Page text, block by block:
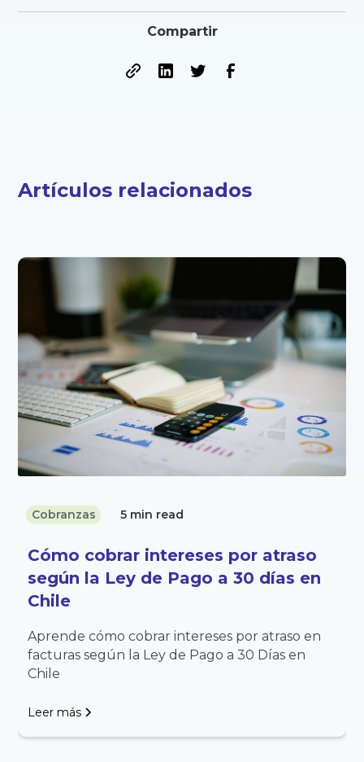
Compartir
Artículos relacionados
Cobranzas 5 min read
Cómo cobrar intereses por atraso
según la Ley de Pago a 30 días en
Chile
Aprende cómo cobrar intereses por atraso en
facturas según la Ley de Pago a 30 Días en
Chile
Leer más